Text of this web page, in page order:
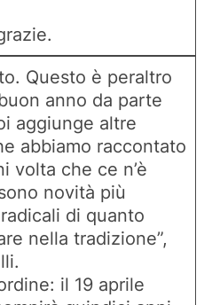
Questo è peraltro
anno da parte
aggiunge altre
abbiamo raccontato
volta che ce n’è
novità più
di quanto
nella tradizione”,
il 19 aprile